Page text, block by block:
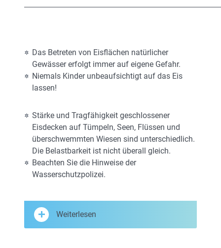
Das Betreten von Eisflächen natürlicher
Gewässer erfolgt immer auf eigene Gefahr.
Niemals Kinder unbeaufsichtigt auf das Eis
lassen!
Stärke und Tragfähigkeit geschlossener
Eisdecken auf Tümpeln, Seen, Flüssen und
überschwemmten Wiesen sind unterschiedlich.
Die Belastbarkeit ist nicht überall gleich.
Beachten Sie die Hinweise der
Wasserschutzpolizei.
Weiterlesen